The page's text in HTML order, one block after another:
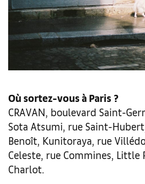
Où sortez-vous à Paris ?
CRAVAN, boulevard Saint-
Sota Atsumi, rue Saint-
Benoît, Kunitoraya, rue
Celeste, rue Commines, Little
Charlot.